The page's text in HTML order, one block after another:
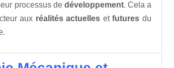
processus de développement. Cela a
aux réalités actuelles etfutures du